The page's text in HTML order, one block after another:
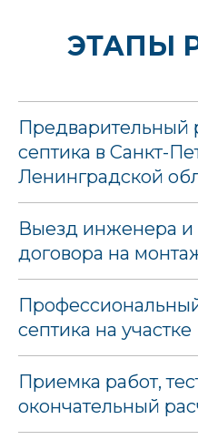
ЭТАПЫ
Предварительный
септика в Санкт-
Ленинградской
Выезд инженера и
договора на
септика на участке
Приемка работ,
окончательный